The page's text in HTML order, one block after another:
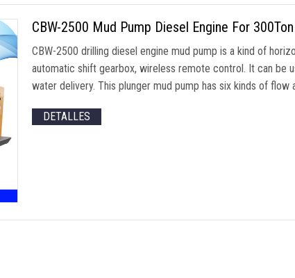
CBW-2500 Mud Pump Diesel Engine For
CBW-2500 drilling diesel engine mud pump is a kind of
automatic shift gearbox,wireless remote control. It can be
water delivery.This plunger mud pump has six kinds of flow
DETALLES